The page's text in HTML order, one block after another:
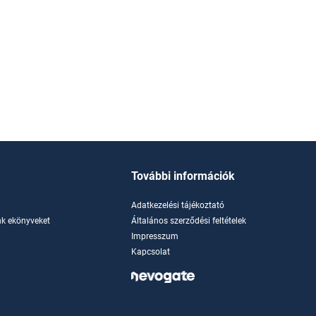
ekönyveket
További információk
Adatkezelési tájékoztató
Általános szerződési feltételek
Impresszum
Kapcsolat